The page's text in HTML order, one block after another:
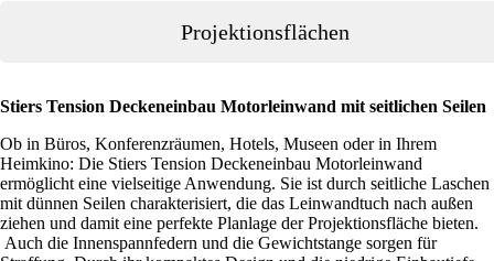
Projektionsflächen
Stiers Tension Deckeneinbau Motorleinwand mit seitlichen Seilen
Ob in Büros, Konferenzräumen, Hotels, Museen oder in Ihrem
Heimkino: Die Stiers Tension Deckeneinbau Motorleinwand
ermöglicht eine vielseitige Anwendung. Sie ist durch seitliche Laschen
mit dünnen Seilen charakterisiert, die das Leinwandtuch nach außen
ziehen und damit eine perfekte Planlage der Projektionsfläche bieten.
Auch die Innenspannfedern und die Gewichtstange sorgen für